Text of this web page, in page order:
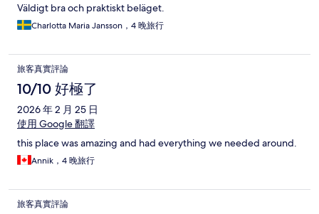
Väldigt bra och praktiskt beläget.
Charlotta Maria Jansson，4 晚旅行
旅客真實評論
10/10 好極了
2026 年 2 月 25 日
使用 Google 翻譯
this place was amazing and had everything we needed around.
Annik，4 晚旅行
旅客真實評論